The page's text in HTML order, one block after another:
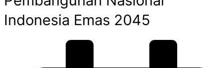
Indonesia Emas 2045